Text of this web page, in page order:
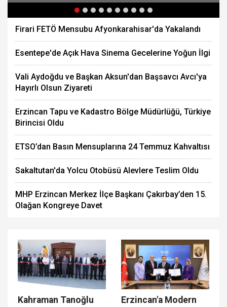
Firari FETÖ Mensubu Afyonkarahisar'da Yakalandı
Esentepe'de Açık Hava Sinema Gecelerine Yoğun İlgi
Vali Aydoğdu ve Başkan Aksun'dan Başsavcı Avcı'ya
Hayırlı Olsun Ziyareti
Erzincan Tapu ve Kadastro Bölge Müdürlüğü, Türkiye
Birincisi Oldu
ETSO’dan Basın Mensuplarına 24 Temmuz Kahvaltısı
Sakaltutan'da Yolcu Otobüsü Alevlere Teslim Oldu
MHP Erzincan Merkez İlçe Başkanı Çakırbay’den 15.
Olağan Kongreye Davet
Kahraman Tanoğlu
Erzincan'a Modern